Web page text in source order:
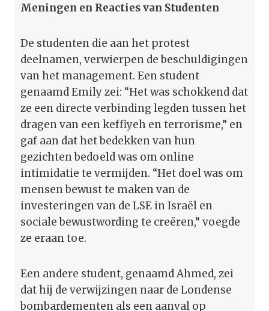
Meningen en Reacties van Studenten
De studenten die aan het protest
deelnamen, verwierpen de beschuldigingen
van het management. Een student
genaamd Emily zei: “Het was schokkend dat
ze een directe verbinding legden tussen het
dragen van een keffiyeh en terrorisme,” en
gaf aan dat het bedekken van hun
gezichten bedoeld was om online
intimidatie te vermijden. “Het doel was om
mensen bewust te maken van de
investeringen van de LSE in Israël en
sociale bewustwording te creëren,” voegde
ze eraan toe.
Een andere student, genaamd Ahmed, zei
dat hij de verwijzingen naar de Londense
bombardementen als een aanval op